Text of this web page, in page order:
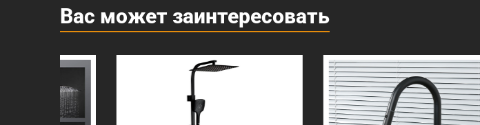
Вас может заинтересовать